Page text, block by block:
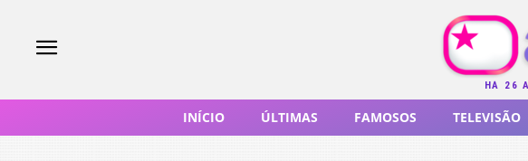
HÁ 26
INÍCIO ÚLTIMAS FAMOSOS TELEVISÃO